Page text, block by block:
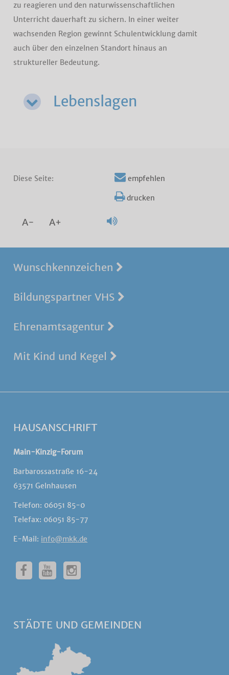
zu reagieren und den naturwissenschaftlichen
Unterricht dauerhaft zu sichern. In einer weiter
wachsenden Region gewinnt Schulentwicklung damit
auch über den einzelnen Standort hinaus an
struktureller Bedeutung.
Lebenslagen
Diese Seite: empfehlen
drucken
A- A+
Wunschkennzeichen
Bildungspartner VHS
Ehrenamtsagentur
Mit Kind und Kegel
HAUSANSCHRIFT
Main-Kinzig-Forum
Barbarossastraße 16-24
63571 Gelnhausen
Telefon: 06051 85-0
Telefax: 06051 85-77
E-Mail: info@mkk.de
STÄDTE UND GEMEINDEN